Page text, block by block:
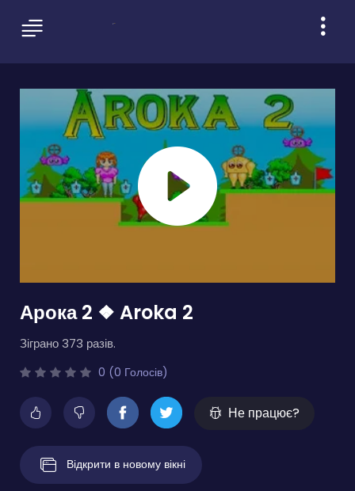
Арока 2 ❖ Aroka 2
Зіграно 373 разів.
0 (0 Голосів)
Не працює?
Відкрити в новому вікні